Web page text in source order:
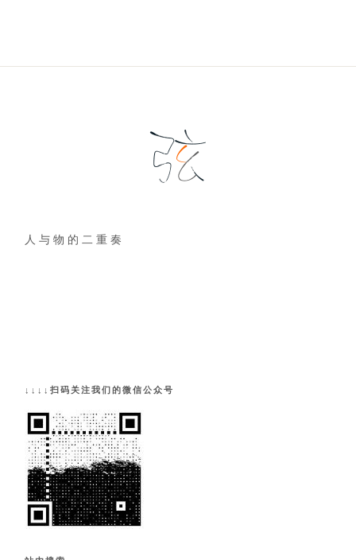
人 与 物 的 二 重 奏
↓↓↓↓扫码关注我们的微信公众号